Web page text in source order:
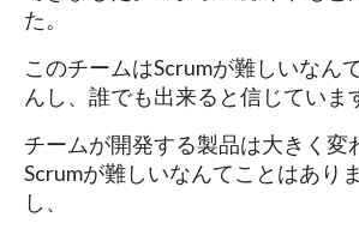
た。
このチームはScrumが難しいなん
んし、誰でも出来ると信じていま
チームが開発する製品は大きく変
Scrumが難しいなんてことはあり
し、